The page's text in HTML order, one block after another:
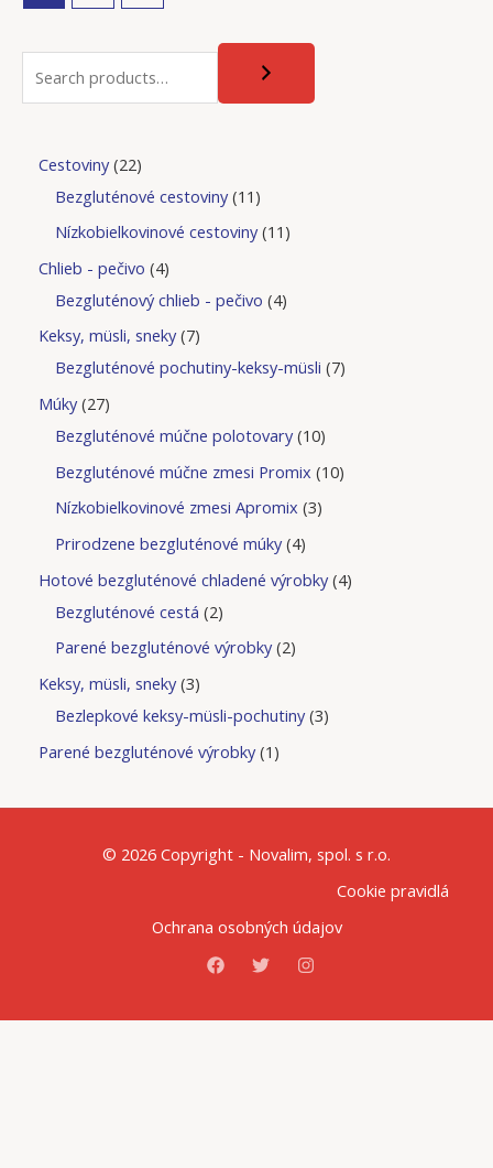
Cestoviny 22
Bezgluténové cestoviny 11
Nízkobielkovinové cestoviny 11
Chlieb - pečivo 4
Bezgluténový chlieb - pečivo 4
Keksy, müsli, sneky 7
Bezgluténové pochutiny-keksy-müsli 7
Múky 27
Bezgluténové múčne polotovary 10
Bezgluténové múčne zmesi Promix 10
Nízkobielkovinové zmesi Apromix 3
Prirodzene bezgluténové múky 4
Hotové bezgluténové chladené výrobky 4
Bezgluténové cestá 2
Parené bezgluténové výrobky 2
Keksy, müsli, sneky 3
Bezlepkové keksy-müsli-pochutiny 3
Parené bezgluténové výrobky 1
© 2026 Copyright - Novalim, spol. s r.o.
Cookie pravidlá
Ochrana osobných údajov